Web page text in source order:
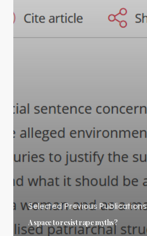
Selected Previous Publications
A space to resist rape myths?